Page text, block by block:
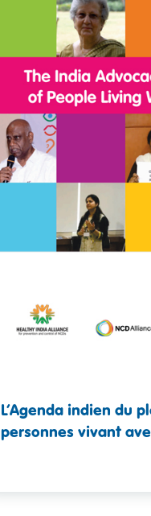
L’Agenda indien du
personnes vivant